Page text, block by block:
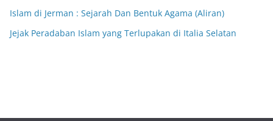
Islam di Jerman : Sejarah Dan Bentuk Agama (Aliran)
Jejak Peradaban Islam yang Terlupakan di Italia Selatan